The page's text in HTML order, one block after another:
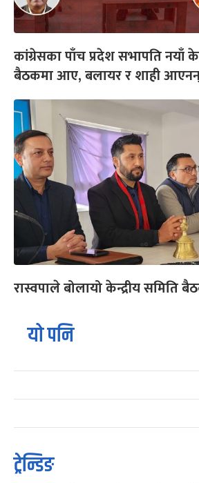
कांग्रेसका पाँच प्रदेश सभापति नयाँ
बैठकमा आए, बलायर र शाही
रास्वपाले बोलायो केन्द्रीय समिति
यो पनि
ट्रेन्डिङ